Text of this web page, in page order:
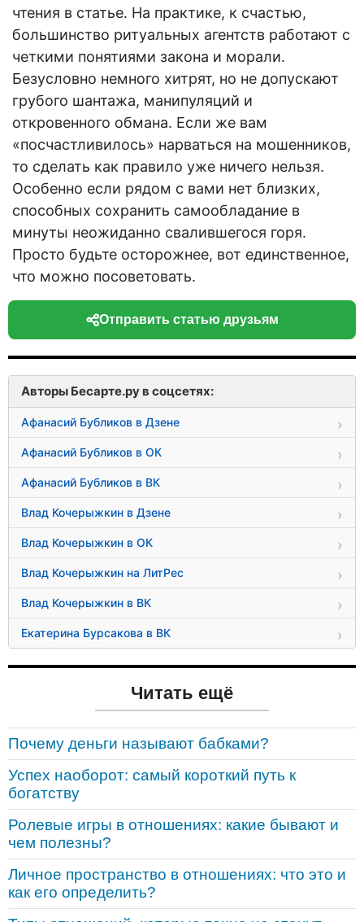
чтения в статье. На практике, к счастью,
большинство ритуальных агентств работают с
четкими понятиями закона и морали.
Безусловно немного хитрят, но не допускают
грубого шантажа, манипуляций и
откровенного обмана. Если же вам
«посчастливилось» нарваться на мошенников,
то сделать как правило уже ничего нельзя.
Особенно если рядом с вами нет близких,
способных сохранить самообладание в
минуты неожиданно свалившегося горя.
Просто будьте осторожнее, вот единственное,
что можно посоветовать.
Отправить статью друзьям
Авторы Бесарте.ру в соцсетях:
Афанасий Бубликов в Дзене
Афанасий Бубликов в ОК
Афанасий Бубликов в ВК
Влад Кочерыжкин в Дзене
Влад Кочерыжкин в ОК
Влад Кочерыжкин на ЛитРес
Влад Кочерыжкин в ВК
Екатерина Бурсакова в ВК
Читать ещё
Почему деньги называют бабками?
Успех наоборот: самый короткий путь к
богатству
Ролевые игры в отношениях: какие бывают и
чем полезны?
Личное пространство в отношениях: что это и
как его определить?